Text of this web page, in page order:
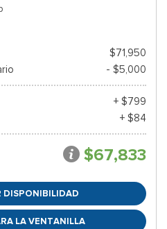
$71,950
- $5,000
+ $799
+ $84
$67,833
DISPONIBILIDAD
LA VENTANILLA